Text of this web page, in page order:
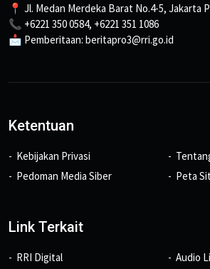
📍 Jl. Medan Merdeka Barat No.4-5, Jakarta
📞 +6221 350 0584, +6221 351 1086
📩 Pemberitaan: beritapro3@rri.go.id
Ketentuan
Kebijakan Privasi
Pedoman Media Siber
Peta
Link Terkait
RRI Digital
Audio